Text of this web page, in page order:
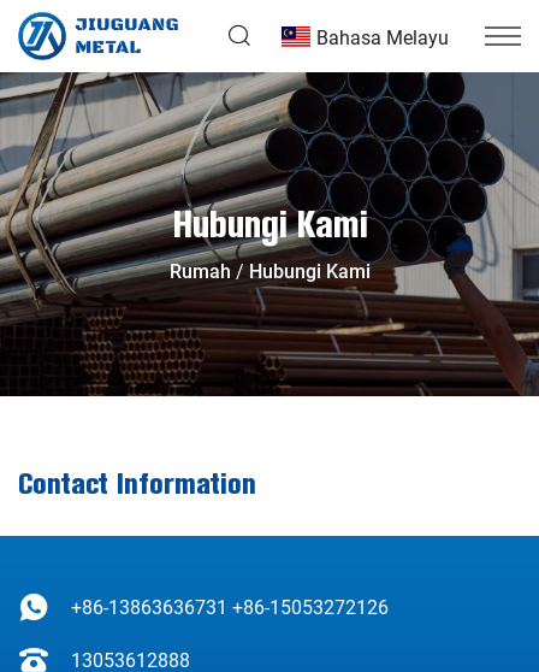
Bahasa Melayu
Hubungi Kami
Rumah Hubungi Kami
Contact Information
+86-13863636731 +86-15053272126
13053612888